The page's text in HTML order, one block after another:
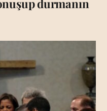
durmanın